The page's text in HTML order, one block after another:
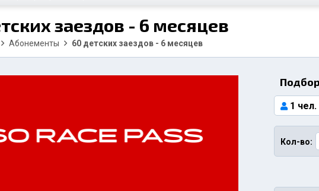
заездов - 6 месяцев
Абонементы 60 детских заездов - 6 месяцев
Подбор
1 чел.
Кол-во: